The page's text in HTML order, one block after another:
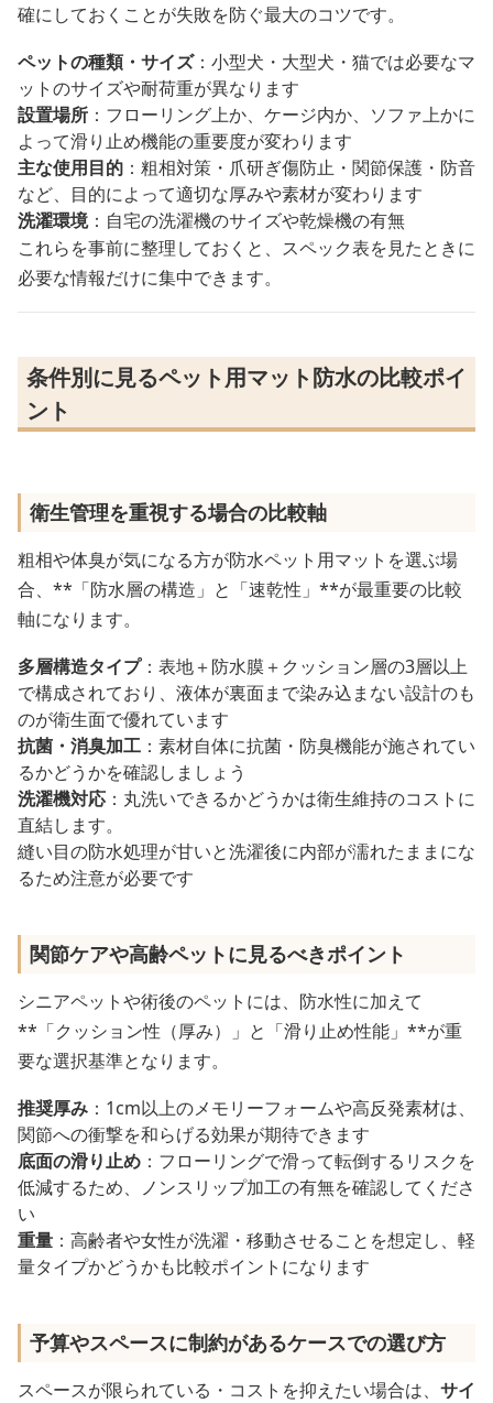
確にしておくことが失敗を防ぐ最大のコツです。
ペットの種類・サイズ：小型犬・大型犬・猫では必要なマ
ットのサイズや耐荷重が異なります
設置場所 ：フローリング上か、ケージ内か、ソファ上かに
よって滑り止め機能の重要度が変わります
主な使用目的 ：粗相対策・爪研ぎ傷防止・関節保護・防音
など、目的によって適切な厚みや素材が変わります
洗濯環境：自宅の洗濯機のサイズや乾燥機の有無
これらを事前に整理しておくと、スペック表を見たときに
必要な情報だけに集中できます。
条件別に見るペット用マット防水の比較ポイ
ント
衛生管理を重視する場合の比較軸
粗相や体臭が気になる方が防水ペット用マットを選ぶ場
合、**「防水層の構造」と「速乾性」**が最重要の比較
軸になります。
多層構造タイプ：表地＋防水膜＋クッション層の3層以上
で構成されており、液体が裏面まで染み込まない設計のも
のが衛生面で優れています
抗菌・消臭加工 ：素材自体に抗菌・防臭機能が施されてい
るかどうかを確認しましょう
洗濯機対応 ：丸洗いできるかどうかは衛生維持のコストに
直結します。
縫い目の防水処理が甘いと洗濯後に内部が濡れたままにな
るため注意が必要です
関節ケアや高齢ペットに見るべきポイント
シニアペットや術後のペットには、防水性に加えて
**「クッション性（厚み）」と「滑り止め性能」**が重
要な選択基準となります。
推奨厚み ：1cm以上のメモリーフォームや高反発素材は、
関節への衝撃を和らげる効果が期待できます
底面の滑り止め ：フローリングで滑って転倒するリスクを
低減するため、ノンスリップ加工の有無を確認してくださ
い
重量 ：高齢者や女性が洗濯・移動させることを想定し、軽
量タイプかどうかも比較ポイントになります
予算やスペースに制約があるケースでの選び方
スペースが限られている・コストを抑えたい場合は、 サイ